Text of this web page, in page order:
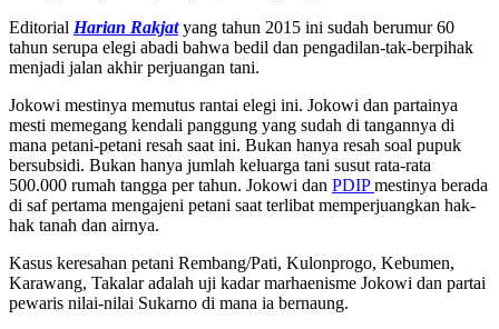
Editorial Harian Rakjatyang tahun 2015 ini sudah berumur 60
tahun serupa elegi abadi bahwa bedil dan pengadilan-tak-berpihak
menjadi jalan akhir perjuangan tani.
Jokowi mestinya memutus rantai elegi ini. Jokowi dan partainya
mesti memegang kendali panggung yang sudah di tangannya di
mana petani-petani resah saat ini. Bukan hanya resah soal pupuk
bersubsidi. Bukan hanya jumlah keluarga tani susut rata-rata
500.000 rumah tangga per tahun. Jokowi dan PDIPmestinya berada
di saf pertama mengajeni petani saat terlibat memperjuangkan hak-
hak tanah dan airnya.
Kasus keresahan petani Rembang/Pati, Kulonprogo, Kebumen,
Karawang, Takalar adalah uji kadar marhaenisme Jokowi dan partai
pewaris nilai-nilai Sukarno di mana ia bernaung.